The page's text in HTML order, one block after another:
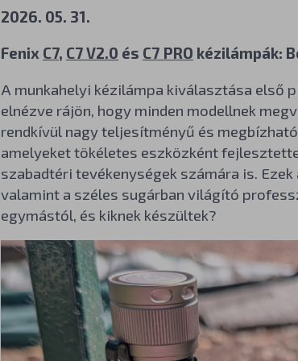
2026. 05. 31.
Fenix C7, C7 V2.0 és C7 PRO kézilámpák:
A munkahelyi kézilámpa kiválasztása első
elnézve rájön, hogy minden modellnek
rendkívül nagy teljesítményű és
amelyeket tökéletes eszközként
szabadtéri tevékenységek számára is. Ezek
valamint a széles sugárban világító
egymástól, és kiknek készültek?